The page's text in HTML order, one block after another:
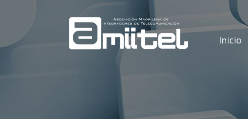
Inicio